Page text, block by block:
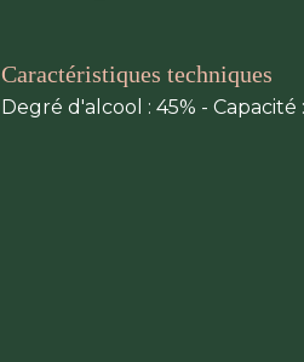
Caractéristiques techniques
Degré d'alcool : 45% -